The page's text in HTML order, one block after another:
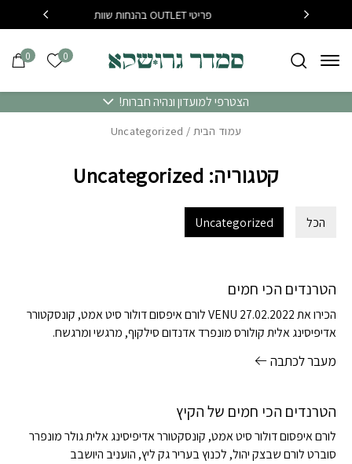
Skip to Content פריטי OUTLET בהנחות שוות
0 הרשימה
0
הצטרפי למועדון ונהיה חברות!
עמוד הבית / Uncategorized
קטגוריה: Uncategorized
הכל
Uncategorized
Awesome
Simple
הטרנדים הכי חמים
הכירו את VENU 27.02.2022 לורם איפסום דולור סיט אמט, קונסקטורר
אדיפיסינג אלית קולורס מונפרד אדנדום סילקוף, מרגשי ומרגשח.
מעבר לכתבה
Good
הטרנדים הכי חמים של הקיץ
לורם איפסום דולור סיט אמט, קונסקטורר אדיפיסינג אלית גולר מונפרר
סוברט לורם שבצק יהול, לכנוץ בעריר גק ליץ, הועניב היושבב
בחזרה למעלה